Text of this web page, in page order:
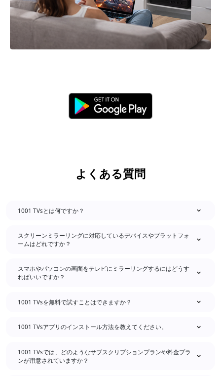
よくある質問
1001 TVsとは何ですか？
スクリーンミラーリングに対応しているデバイスやプラットフォ
ームはどれですか？
スマホやパソコンの画面をテレビにミラーリングするにはどうす
ればいいですか？
1001 TVsを無料で試すことはできますか？
1001 TVsアプリのインストール方法を教えてください。
1001 TVsでは、どのようなサブスクリプションプランや料金プラ
ンが用意されていますか？